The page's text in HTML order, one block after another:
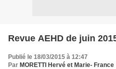
Revue AEHD de juin
Publié le 18/03/2015 à 12:47
Par MORETTI Hervé et Marie- France